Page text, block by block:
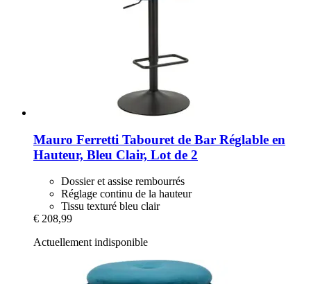
Mauro Ferretti Tabouret de Bar Réglable en
Hauteur, Bleu Clair, Lot de 2
Dossier et assise rembourrés
Réglage continu de la hauteur
Tissu texturé bleu clair
€ 208,99
Actuellement indisponible